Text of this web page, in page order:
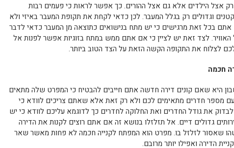
אצל הילדים אלא גם אצל ההורים. כך אפשר לראות כי פעמים רבות
וגדולים רק בגלל המעבר. לכן כדאי לקחת את תקופת המעבר באיזי ולא
בכל זאת מרגישים כי יש מתח בנישואים כתוצאה מן המעבר כדאי לדבר
לצד זאת יש לציין כי אם אתם ממש במתח בזוגיות אפשר לפנות אל
לצלוח את התקופה הקשה הזאת על הצד הטוב ביותר.
חכמה
היא שאם קונים דירה חדשה אתם חייבים להבטיח כי המפרט שלה מתאים
מספר חדרים מתאימים לכם ולא רק זאת אלא שאתם צריכים לוודא כי
את גודל החדרים ואת החלוקה לחדרים כך לדוגמא עליכם לוודא כי יש
גדולים דיים. אל תזלזלו בנושא זה אם אתם רוצים לקנות את הדירה
שאסור לזלזל בו. מפרט הוא המפתח לקנייה חכמה לא פחות מאשר שאר
הדירה ואפילו יותר מרובם.